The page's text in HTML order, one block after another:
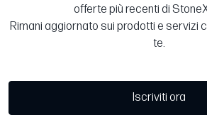
offerte più recenti di
Rimani aggiornato sui prodotti e servizi
te.
Iscriviti ora